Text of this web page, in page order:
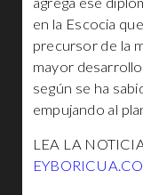
en la Escocia
precursor de la
mayor
según se ha
empujando al
LEA LA